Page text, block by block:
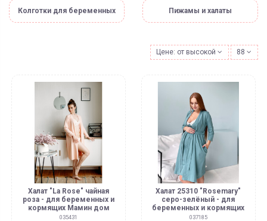
Колготки для беременных Пижамы и халаты
Цене: от высокой к низкой
88
Халат "La Rose" чайная
роза - для беременных и
кормящих Мамин дом
035431
Халат 25310 "Rosemary"
серо-зелёный - для
беременных и кормящих
037185